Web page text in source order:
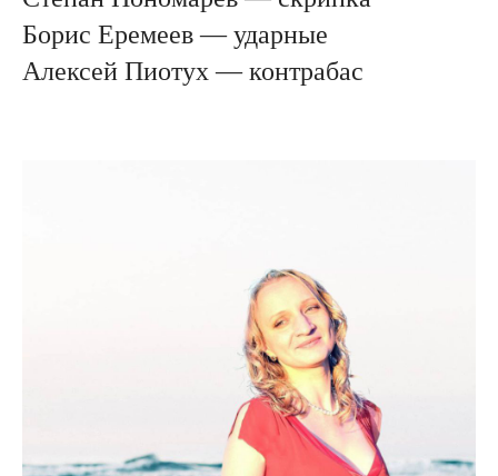
Борис Еремеев — ударные
Алексей Пиотух — контрабас